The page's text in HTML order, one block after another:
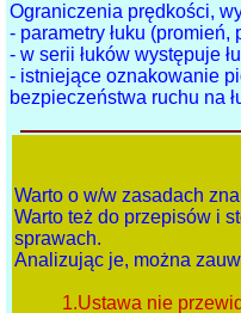
Ograniczenia prędkości,
- parametry łuku
- w serii łuków występuje
- istniejące oznakowanie
bezpieczeństwa ruchu na
Warto o w/w zasadach
Warto też do przepisów i
sprawach.
Analizując je, można
1.Ustawa nie